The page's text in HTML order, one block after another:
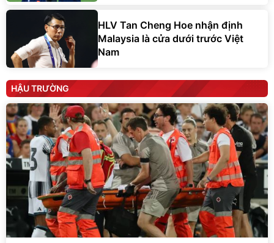
HLV Tan Cheng Hoe nhận định
Malaysia là cửa dưới trước Việt
Nam
HẬU TRƯỜNG